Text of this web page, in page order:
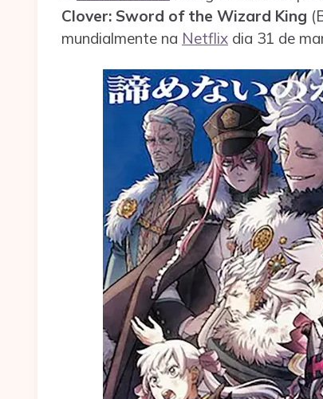
Clover: Sword of the Wizard King
mundialmente na Netflix dia 31 de